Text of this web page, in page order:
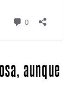
aunque